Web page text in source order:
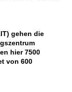
gehen die
hier 7500
von 600